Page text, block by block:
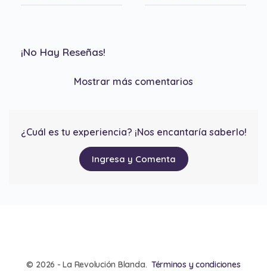
¡No Hay Reseñas!
Mostrar más comentarios
¿Cuál es tu experiencia? ¡Nos encantaría saberlo!
Ingresa y Comenta
© 2026 - La Revolución Blanda. Términos y condiciones